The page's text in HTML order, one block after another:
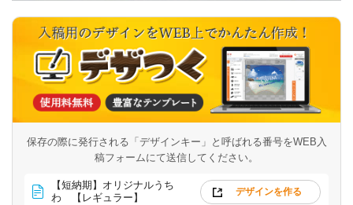
保存の際に発行される「デザインキー」と呼ばれる番号をWEB入
稿フォームにて送信してください。
【短納期】オリジナルうち
わ 【レギュラー】
デザインを作る